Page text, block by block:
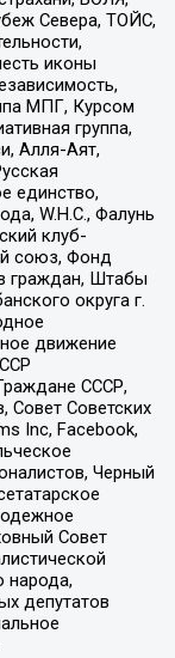
Севера, ТОЙС,
иконы
МПГ, Курсом
группа,
Алля-Аят,
единство,
W.H.С., Фалунь
клуб-
союз, Фонд
граждан, Штабы
округа г.
движение
СССР,
Совет Советских
Inc, Facebook,
Черный
Совет
народа,
депутатов